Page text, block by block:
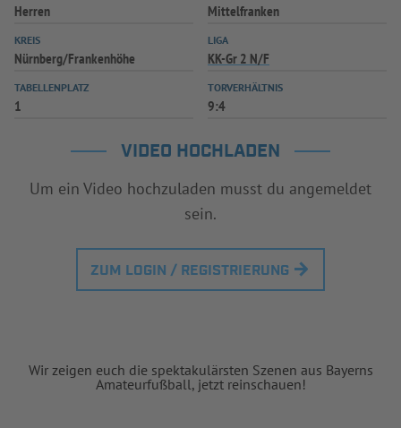
Herren Mittelfranken
KREIS
Nürnberg/Frankenhöhe
LIGA
KK-Gr 2 N/F
TABELLENPLATZ
1
TORVERHÄLTNIS
9:4
VIDEO HOCHLADEN
Um ein Video hochzuladen musst du angemeldet
sein.
ZUM LOGIN / REGISTRIERUNG
Wir zeigen euch die spektakulärsten Szenen aus Bayerns
Amateurfußball, jetzt reinschauen!